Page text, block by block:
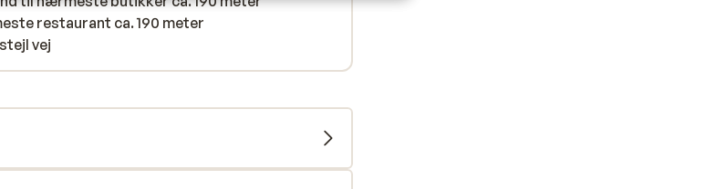
restaurant ca. 190 meter
vej